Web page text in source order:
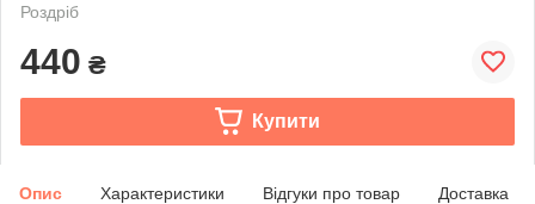
Роздріб
440 ₴
Купити
Опис Характеристики Відгуки про товар Доставка